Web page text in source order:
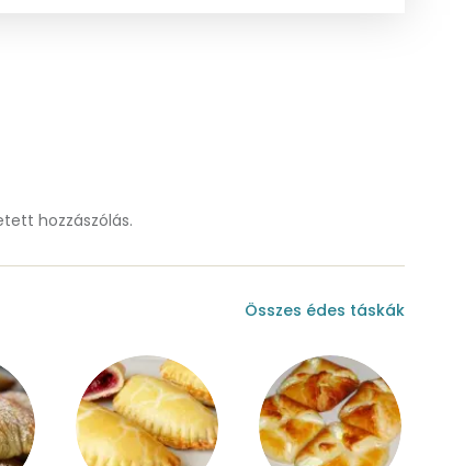
149 mg
159 mg
1 mg
1 mg
hozzászólás.
Összes édes táskák